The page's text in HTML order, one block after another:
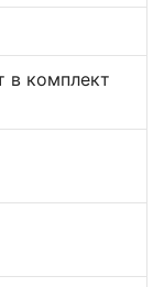
в комплект